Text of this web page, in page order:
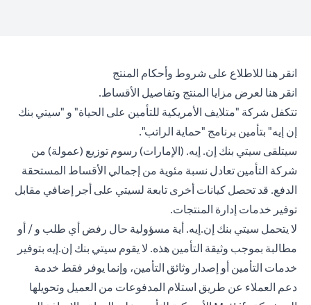
انقر هنا (opens in a new tab)للاطلاع على شروط وأحكام المنتج
انقر هنا (opens in a new tab)لعرض مزايا المنتج وتفاصيل الأقساط.
تتكفل شركة "متلايف الأمريكية للتأمين على الحياة" و "سيتي بنك
إن إيه" بتأمين برنامج "حماية الراتب".
سيتلقى سيتي بنك إن. إيه. (الإمارات) رسوم توزيع (عمولة) من
شركة التأمين تعادل نسبة مئوية من إجمالي الأقساط المستحقة
الدفع. قد تحصل كيانات أخرى تابعة لسيتي على أجر إضافي مقابل
توفير خدمات إدارة المنتجات.
لا يتحمل سيتي بنك إن.إيه. أية مسؤولية حال رفض أي طلب و / أو
مطالبة بموجب وثيقة التأمين هذه. لا يقوم سيتي بنك إن.إيه بتوفير
خدمات التأمين أو إصدار وثائق التأمين، وإنما يوفر فقط خدمة
دعم العملاء عن طريق استلام المدفوعات من العميل وتحويلها